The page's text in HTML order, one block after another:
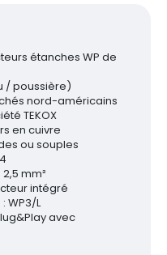
étanches WP de
/ poussière)
nord-américains
TEKOX
en cuivre
ou souples
mm²
intégré
WP3/L
avec